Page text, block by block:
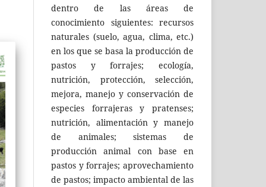
dentro de las áreas de
conocimiento siguientes: recursos
naturales (suelo, agua, clima, etc.)
en los que se basa la producción de
pastos y forrajes; ecología,
nutrición, protección, selección,
mejora, manejo y conservación de
especies forrajeras y pratenses;
nutrición, alimentación y manejo
de animales; sistemas de
producción animal con base en
pastos y forrajes; aprovechamiento
de pastos; impacto ambiental de las